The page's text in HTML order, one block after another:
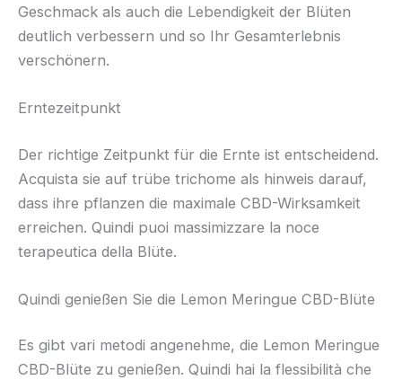
Geschmack als auch die Lebendigkeit der Blüten
deutlich verbessern und so Ihr Gesamterlebnis
verschönern.
Erntezeitpunkt
Der richtige Zeitpunkt für die Ernte ist entscheidend.
Acquista sie auf trübe trichome als hinweis darauf,
dass ihre pflanzen die maximale CBD-Wirksamkeit
erreichen. Quindi puoi massimizzare la noce
terapeutica della Blüte.
Quindi genießen Sie die Lemon Meringue CBD-Blüte
Es gibt vari metodi angenehme, die Lemon Meringue
CBD-Blüte zu genießen. Quindi hai la flessibilità che